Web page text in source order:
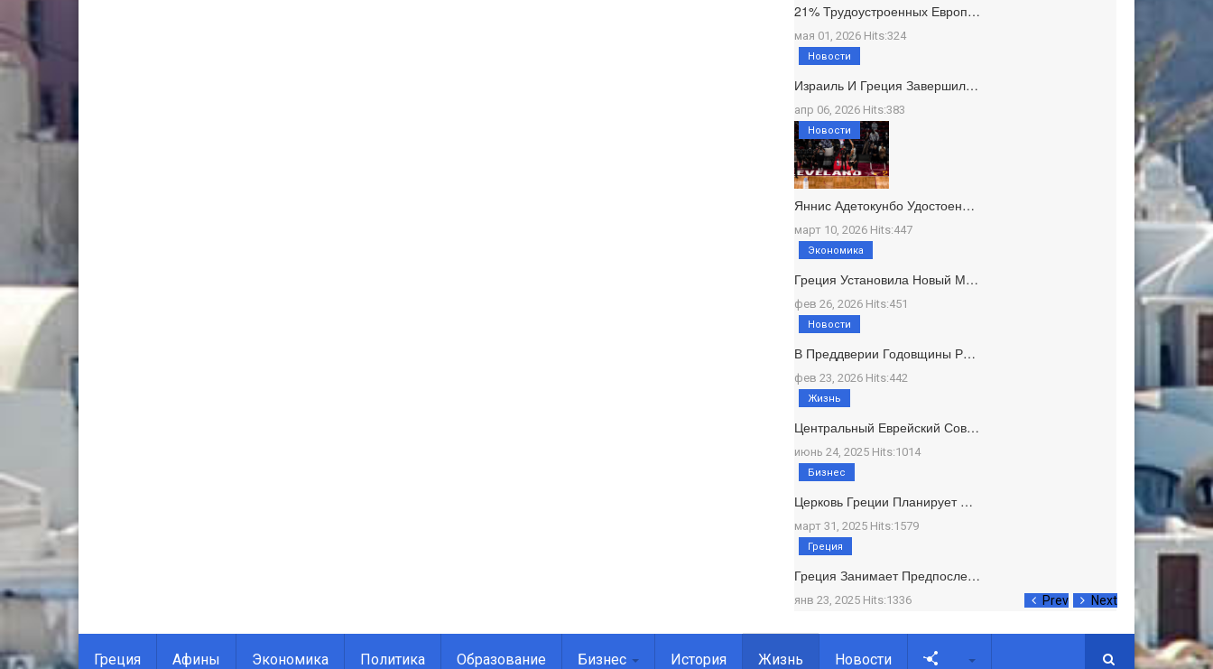
Prev Next
21% Трудоустроенных Европ…
мая 01, 2026 Hits:324
Израиль И Греция Завершил…
апр 06, 2026 Hits:383
Новости
Яннис Адетокунбо Удостоен…
март 10, 2026 Hits:447
Новости
Греция Установила Новый М…
фев 26, 2026 Hits:451
Экономика
В Преддверии Годовщины Р…
фев 23, 2026 Hits:442
Новости
Центральный Еврейский Сов…
июнь 24, 2025 Hits:1014
Жизнь
Церковь Греции Планирует …
март 31, 2025 Hits:1579
Бизнес
Греция Занимает Предпосле…
янв 23, 2025 Hits:1336
Греция
Греция Афины Экономика Политика Образование Бизнес История Жизнь Новости